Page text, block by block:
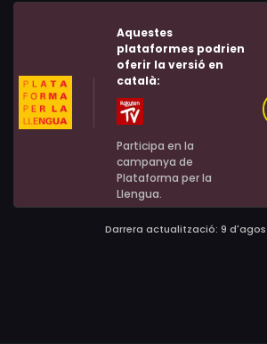
Aquestes
plataformes podrien
oferir la versió en
català:
Participa en la
campanya de
Plataforma per la
Llengua.
Darrera actualització: 9 d'agost